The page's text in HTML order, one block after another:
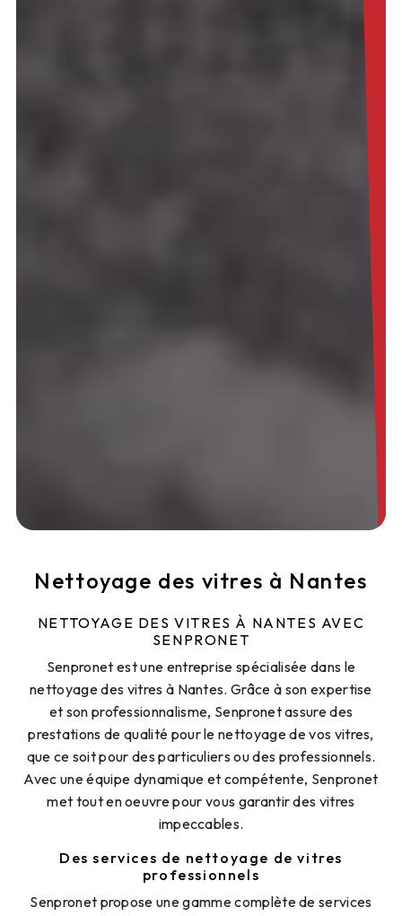
Nettoyage des vitres à Nantes
NETTOYAGE DES VITRES À NANTES AVEC
SENPRONET
Senpronet est une entreprise spécialisée dans le
nettoyage des vitres à Nantes. Grâce à son expertise
et son professionnalisme, Senpronet assure des
prestations de qualité pour le nettoyage de vos vitres,
que ce soit pour des particuliers ou des professionnels.
Avec une équipe dynamique et compétente, Senpronet
met tout en oeuvre pour vous garantir des vitres
impeccables.
Des services de nettoyage de vitres
professionnels
Senpronet propose une gamme complète de services